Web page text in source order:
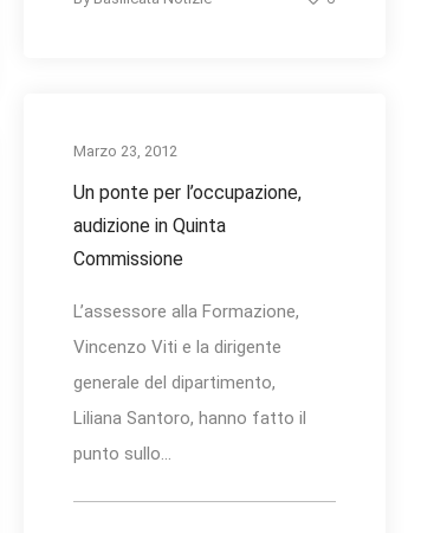
Marzo 23, 2012
Un ponte per l’occupazione,
audizione in Quinta
Commissione
L’assessore alla Formazione,
Vincenzo Viti e la dirigente
generale del dipartimento,
Liliana Santoro, hanno fatto il
punto sullo...